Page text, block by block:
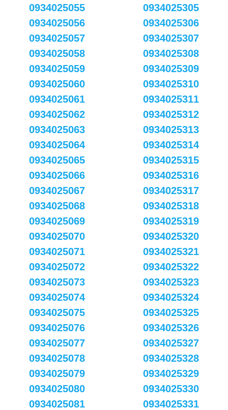
0934025055
0934025056
0934025057
0934025058
0934025059
0934025060
0934025061
0934025062
0934025063
0934025064
0934025065
0934025066
0934025067
0934025068
0934025069
0934025070
0934025071
0934025072
0934025073
0934025074
0934025075
0934025076
0934025077
0934025078
0934025079
0934025080
0934025081
0934025305
0934025306
0934025307
0934025308
0934025309
0934025310
0934025311
0934025312
0934025313
0934025314
0934025315
0934025316
0934025317
0934025318
0934025319
0934025320
0934025321
0934025322
0934025323
0934025324
0934025325
0934025326
0934025327
0934025328
0934025329
0934025330
0934025331